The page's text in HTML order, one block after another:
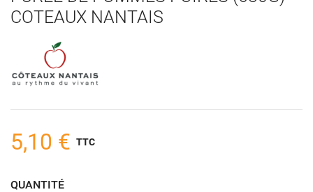
COTEAUX NANTAIS
5,10 € TTC
QUANTITÉ